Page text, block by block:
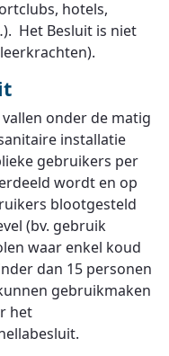
hotels,
Het Besluit is niet
onder de matig
installatie
gebruikers per
wordt en op
blootgesteld
(bv. gebruik
waar enkel koud
dan 15 personen
gebruikmaken
het